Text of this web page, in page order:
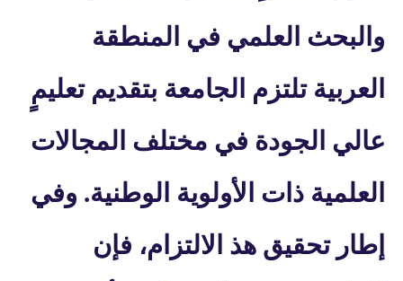
والبحث العلمي في المنطقة
العربية تلتزم الجامعة بتقديم تعليمٍ
عالي الجودة في مختلف المجالات
العلمية ذات الأولوية الوطنية. وفي
إطار تحقيق هذ الالتزام، فإن